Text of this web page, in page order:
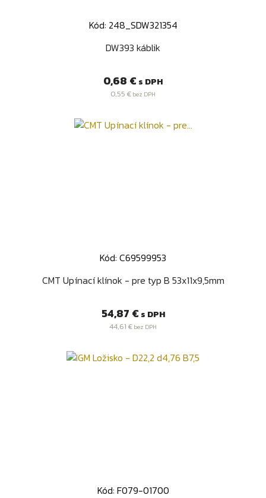
Kód: 248_SDW321354
DW393 káblik
Cena
0,68 € s DPH
0,55 € bez DPH
Kód: C69599953
CMT Upínací klínok - pre typ B 53x11x9,5mm
Cena
54,87 € s DPH
44,61 € bez DPH
Kód: F079-01700